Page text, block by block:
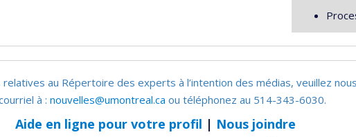
au Répertoire des experts à l’intention des médias, veuillez
à : nouvelles@umontreal.ca ou téléphonez au 514-343-6030.
Aide en ligne pour votre profil | Nous joindre